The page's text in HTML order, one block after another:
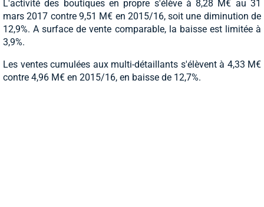
L'activité des boutiques en propre s'élève à 8,28 M€ au 31
mars 2017 contre 9,51 M€ en 2015/16, soit une diminution de
12,9%. A surface de vente comparable, la baisse est limitée à
3,9%.
Les ventes cumulées aux multi-détaillants s'élèvent à 4,33 M€
contre 4,96 M€ en 2015/16, en baisse de 12,7%.